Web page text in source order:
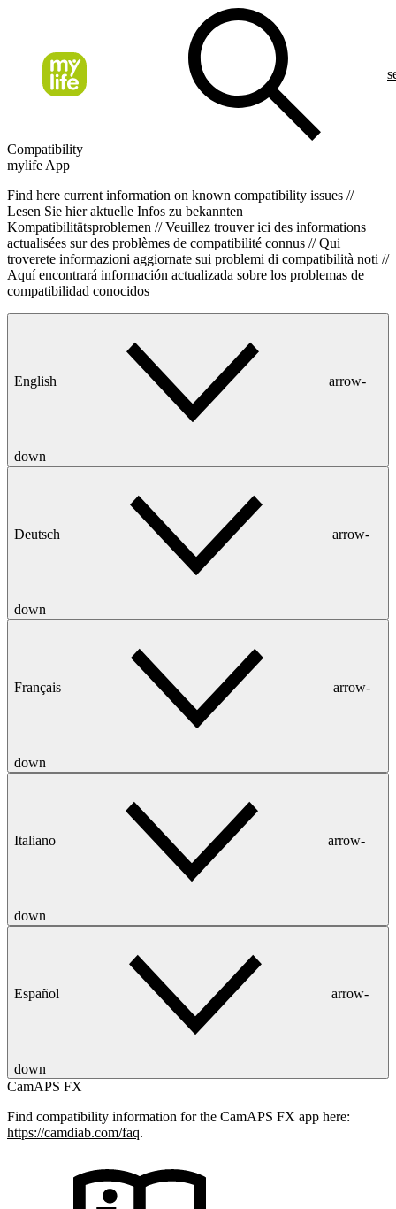
Compatibility
mylife App
Find here current information on known compatibility issues //
Lesen Sie hier aktuelle Infos zu bekannten
Kompatibilitätsproblemen // Veuillez trouver ici des informations
actualisées sur des problèmes de compatibilité connus // Qui
troverete informazioni aggiornate sui problemi di compatibilità noti //
Aquí encontrará información actualizada sobre los problemas de
compatibilidad conocidos
English arrow-
down
Deutsch arrow-
down
Français arrow-
down
Italiano arrow-
down
Español arrow-
down
CamAPS FX
Find compatibility information for the CamAPS FX app here:
https://camdiab.com/faq.